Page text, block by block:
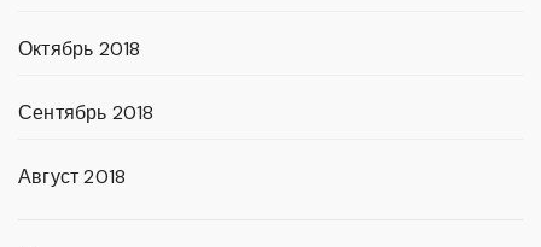
Октябрь 2018
Сентябрь 2018
Август 2018